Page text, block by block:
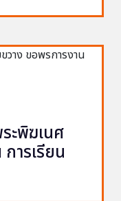
ะพิฆเนศ
ารเรียน